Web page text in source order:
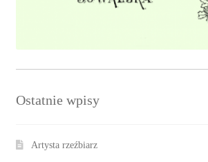
Ostatnie wpisy
Artysta rzeźbiarz